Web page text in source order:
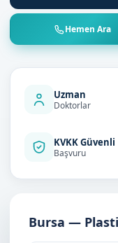
Hemen Ara
Uzman
Doktorlar
KVKK Güvenli
Başvuru
Bursa —